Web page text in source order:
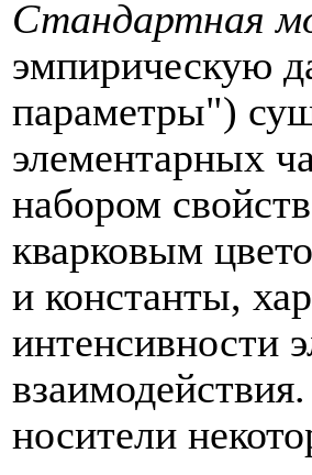
Стандартная
эмпирическую
параметры")
элементарных
набором
кварковым
и константы,
интенсивности
взаимодействия.
носители